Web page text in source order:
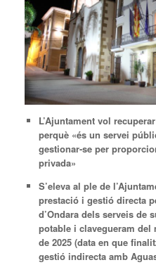
L’Ajuntament vol
perquè «és un servei
gestionar-se per
privada»
S’eleva al ple de
prestació i gestió directa
d’Ondara dels serveis de
potable i clavegueram del
de 2025 (data en que
gestió indirecta amb